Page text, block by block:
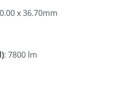
x 36.70mm
: 7800 lm